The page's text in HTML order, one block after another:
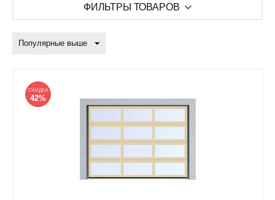
ФИЛЬТРЫ ТОВАРОВ
Популярные выше
СКИДКА
42%